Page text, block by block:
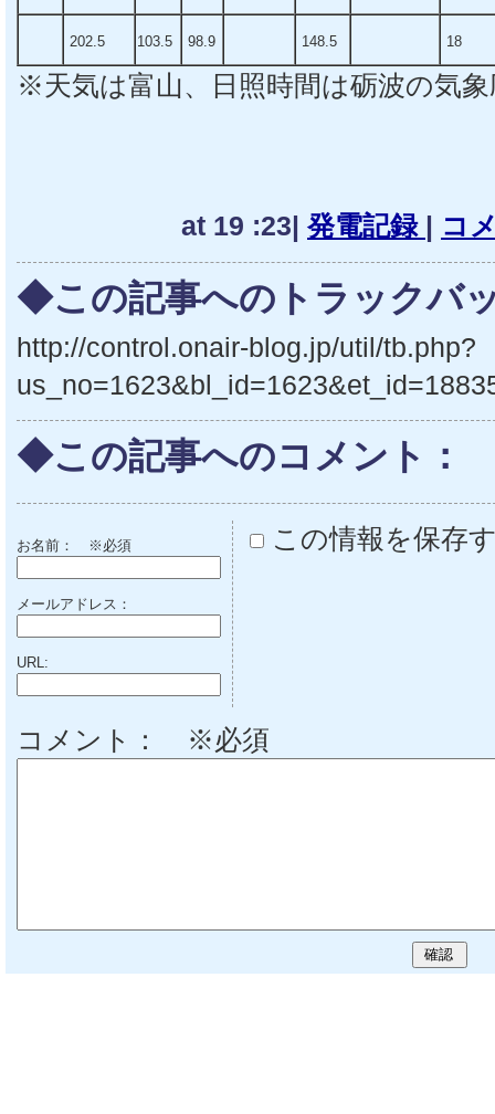
202.5 103.5 98.9 148.5 18
※天気は富山、日照時間は砺波の気
at 19 :23| 発電記録 | コ
◆この記事へのトラックバ
http://control.onair-blog.jp/util/tb.php?
◆この記事へのコメント：
お名前： ※必須
メールアドレス：
URL:
この情報を保存
コメント： ※必須